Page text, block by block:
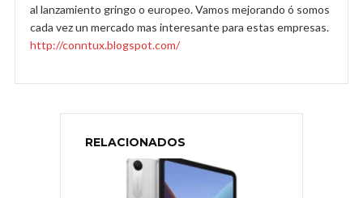
al lanzamiento gringo o europeo. Vamos mejorando ó somos
cada vez un mercado mas interesante para estas empresas.
http://conntux.blogspot.com/
RELACIONADOS